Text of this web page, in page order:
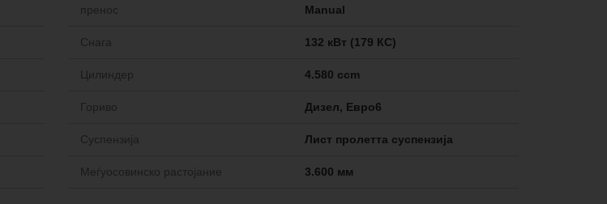
пренос Manual
Снага 132 кВт (179 КС)
Цилиндер 4.580 ccm
Гориво Дизел, Евро6
Cуспензија Лист пролетта суспензија
Меѓуосовинско растојание 3.600 мм